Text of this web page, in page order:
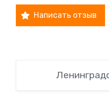
Написать отзыв